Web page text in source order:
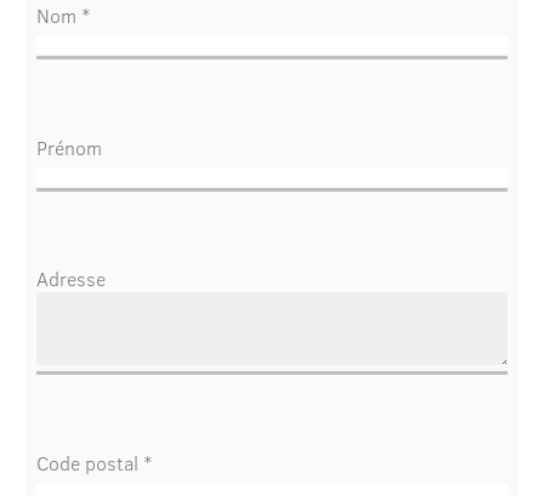
Nom *
Prénom
Adresse
Code postal *